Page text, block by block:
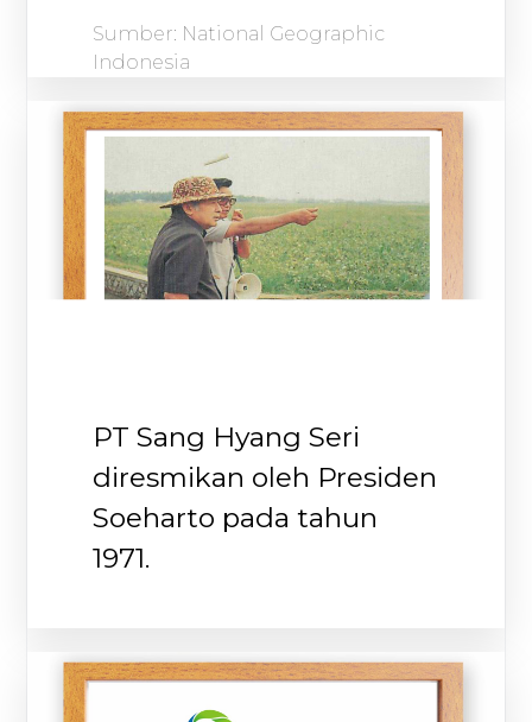
Sumber: National Geographic
Indonesia​​
PT Sang Hyang Seri
diresmikan oleh Presiden
Soeharto pada tahun
1971.